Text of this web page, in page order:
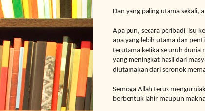
Dan yang paling utama sekali,
Apa pun, secara peribadi, isu
apa yang lebih utama dan
terutama ketika seluruh dunia
yang meningkat hasil dari
diutamakan dari seronok
Semoga Allah terus
berbentuk lahir maupun